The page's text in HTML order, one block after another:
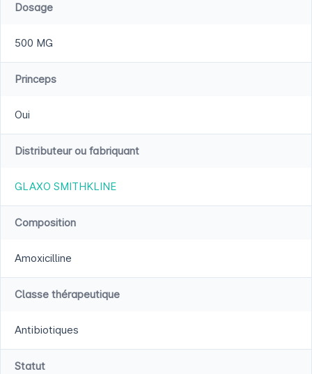
Dosage
500 MG
Princeps
Oui
Distributeur ou fabriquant
GLAXO SMITHKLINE
Composition
Amoxicilline
Classe thérapeutique
Antibiotiques
Statut